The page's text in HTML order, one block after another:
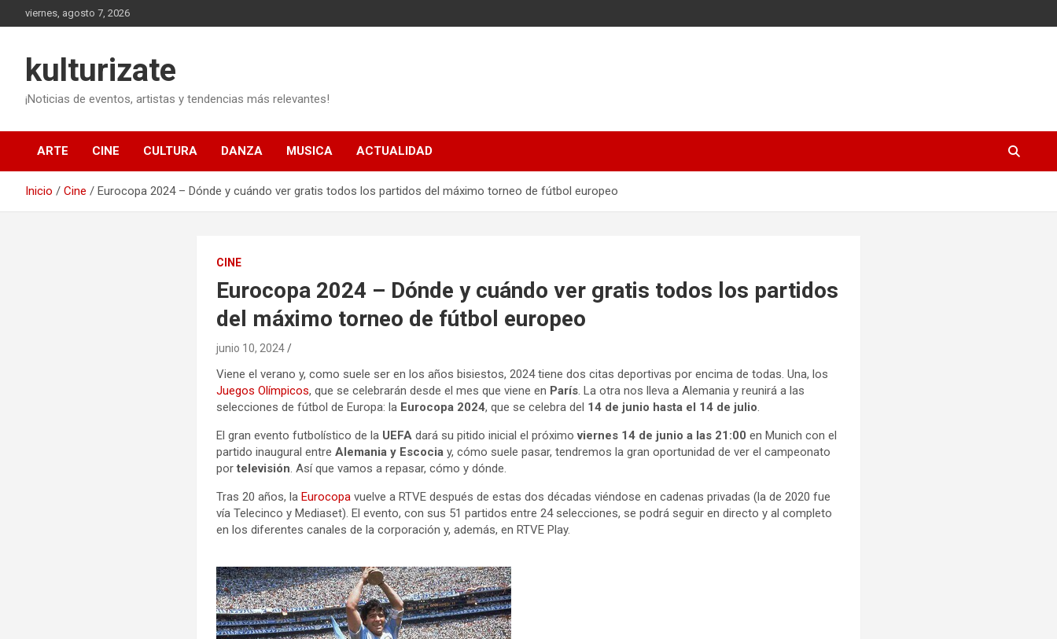
al
viernes, agosto 7, 2026
kulturizate
¡Noticias de eventos, artistas y tendencias más relevantes!
ARTE CINE CULTURA DANZA MUSICA ACTUALIDAD
Inicio Cine Eurocopa 2024 – Dónde y cuándo ver gratis todos los partidos del máximo torneo de fútbol europeo
CINE
Eurocopa 2024 – Dónde y cuándo ver gratis todos los partidos
del máximo torneo de fútbol europeo
junio 10, 2024
Viene el verano y, como suele ser en los años bisiestos, 2024 tiene dos citas deportivas por encima de todas. Una, los
Juegos Olímpicos, que se celebrarán desde el mes que viene en París. La otra nos lleva a Alemania y reunirá a las
selecciones de fútbol de Europa: la Eurocopa 2024, que se celebra del 14 de junio hasta el 14 de julio.
El gran evento futbolístico de la UEFAdará su pitido inicial el próximoviernes 14 de junio a las 21:00 en Munich con el
partido inaugural entreAlemania y Escocia y, cómo suele pasar, tendremos la gran oportunidad de ver el campeonato
portelevisión. Así que vamos a repasar, cómo y dónde.
Tras 20 años, laEurocopavuelve a RTVE después de estas dos décadas viéndose en cadenas privadas (la de 2020 fue
vía Telecinco y Mediaset). El evento, con sus 51 partidos entre 24 selecciones, se podrá seguir en directo y al completo
en los diferentes canales de la corporación y, además, en RTVE Play.